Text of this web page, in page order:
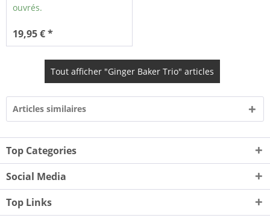
ouvrés.
19,95 € *
Tout afficher "Ginger Baker Trio" articles
Articles similaires
Top Categories
Social Media
Top Links